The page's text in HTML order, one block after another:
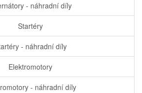
- náhradní díly
Startéry
- náhradní díly
Elektromotory
- náhradní díly